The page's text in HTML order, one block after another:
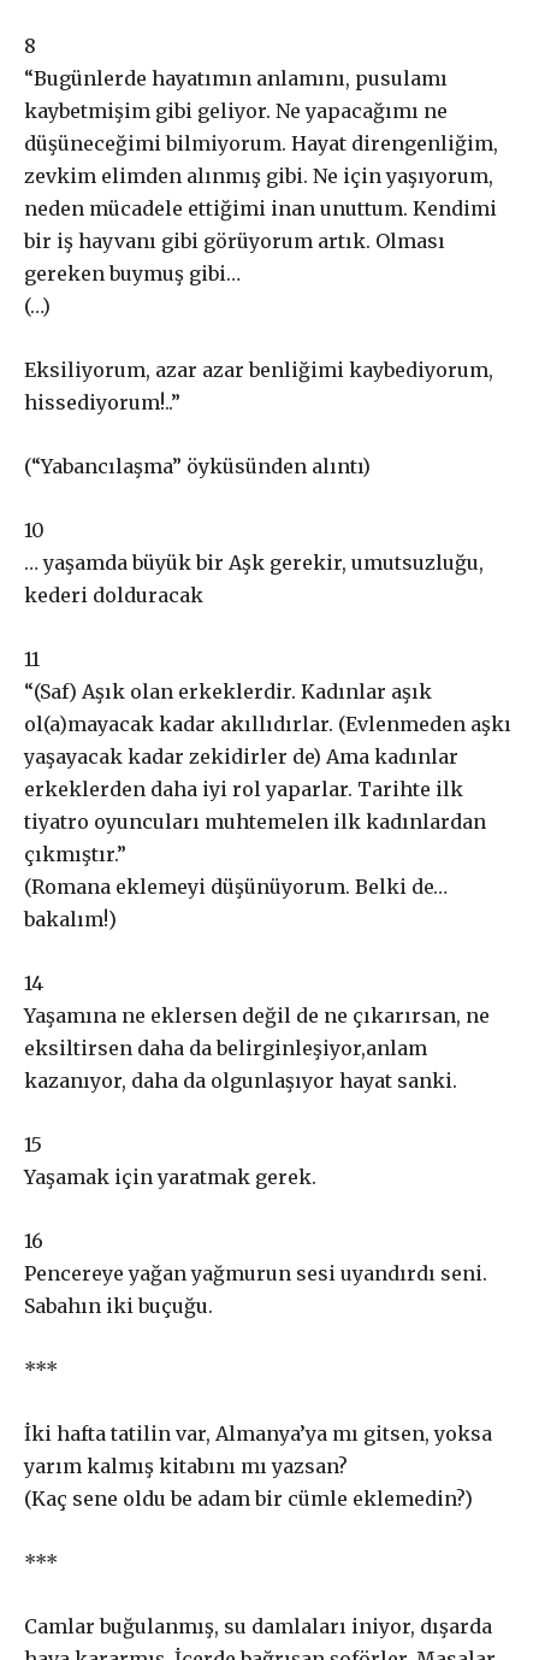
dayanışma aboneliği
Paketler arasında fark yoktur. Bütçenize uygun paketi
seçebilirsiniz.
Abone paketleri arasında fark var
mı?
£50
£100 / yıllık ABONE OL
£200 / yıllık
8
“Bugünlerde hayatımın anlamını, pusulamı
kaybetmişim gibi geliyor. Ne yapacağımı ne
düşüneceğimi bilmiyorum. Hayat direngenliğim,
zevkim elimden alınmış gibi. Ne için yaşıyorum,
neden mücadele ettiğimi inan unuttum. Kendimi
bir iş hayvanı gibi görüyorum artık. Olması
gereken buymuş gibi…
(…)
Eksiliyorum, azar azar benliğimi kaybediyorum,
hissediyorum!..”
(“Yabancılaşma” öyküsünden alıntı)
10
… yaşamda büyük bir Aşk gerekir, umutsuzluğu,
kederi dolduracak
11
“(Saf) Aşık olan erkeklerdir. Kadınlar aşık
ol(a)mayacak kadar akıllıdırlar. (Evlenmeden aşkı
yaşayacak kadar zekidirler de) Ama kadınlar
erkeklerden daha iyi rol yaparlar. Tarihte ilk
tiyatro oyuncuları muhtemelen ilk kadınlardan
çıkmıştır.”
(Romana eklemeyi düşünüyorum. Belki de…
bakalım!)
14
Yaşamına ne eklersen değil de ne çıkarırsan, ne
eksiltirsen daha da belirginleşiyor,anlam
kazanıyor, daha da olgunlaşıyor hayat sanki.
15
Yaşamak için yaratmak gerek.
16
Pencereye yağan yağmurun sesi uyandırdı seni.
Sabahın iki buçuğu.
***
İki hafta tatilin var, Almanya’ya mı gitsen, yoksa
yarım kalmış kitabını mı yazsan?
(Kaç sene oldu be adam bir cümle eklemedin?)
***
Camlar buğulanmış, su damlaları iniyor, dışarda